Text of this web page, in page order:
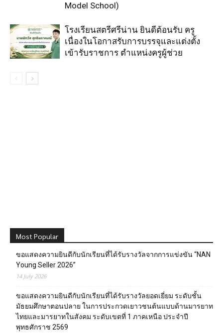
Model School)
โรงเรียนสตรีศรีน่าน ยินดีต้อนรับ ครู
เนื่องในโอกาสรับการบรรจุและแต่งตั้ง
เข้ารับราชการ ตำแหน่งครูผู้ช่วย
Most Popular
ขอแสดงความยินดีกับนักเรียนที่ได้รับรางวัลจากการแข่งขัน “NAN
Young Seller 2026”
14 July 2026
ขอแสดงความยินดีกับนักเรียนที่ได้รับรางวัลยอดเยี่ยม ระดับชั้น
มัธยมศึกษาตอนปลาย ในการประกวดเยาวชนต้นแบบด้านมารยาท
ไทยและมารยาทในสังคม ระดับเขตที่ 1 ภาคเหนือ ประจำปี
พุทธศักราช 2569